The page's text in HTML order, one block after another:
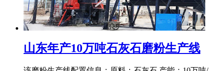
山东年产10万吨石灰石磨粉生产线